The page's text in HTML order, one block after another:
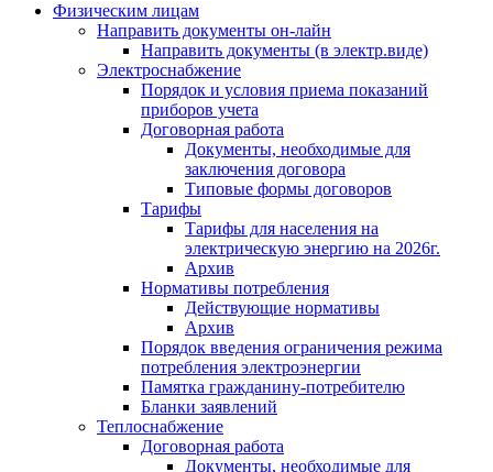
Физическим лицам
Направить документы он-лайн
Направить документы (в электр.виде)
Электроснабжение
Порядок и условия приема показаний
приборов учета
Договорная работа
Документы, необходимые для
заключения договора
Типовые формы договоров
Тарифы
Тарифы для населения на
электрическую энергию на 2026г.
Архив
Нормативы потребления
Действующие нормативы
Архив
Порядок введения ограничения режима
потребления электроэнергии
Памятка гражданину-потребителю
Бланки заявлений
Теплоснабжение
Договорная работа
Документы, необходимые для